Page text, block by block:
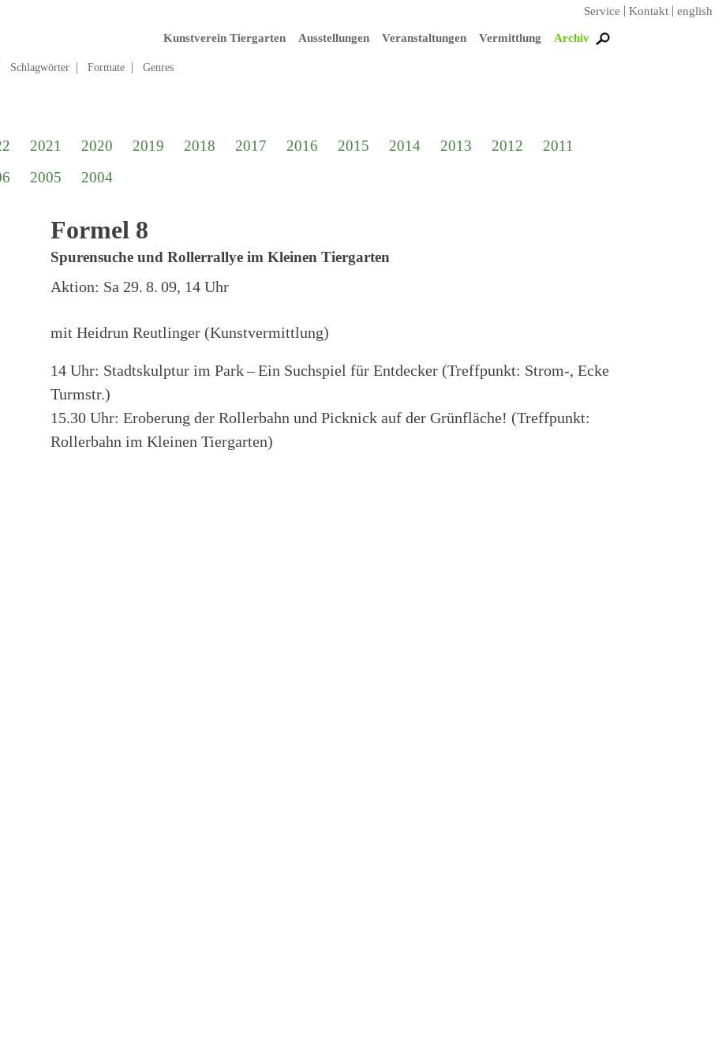
Service Kontakt english
Kunstverein Tiergarten Ausstellungen Veranstaltungen Vermittlung Archiv
Schlagwörter Formate Genres
2021 2020 2019 2018 2017 2016 2015 2014 2013 2012
2011
2005 2004
Formel 8
Spurensuche und Rollerrallye im Kleinen Tiergarten
Aktion: Sa 29. 8. 09, 14 Uhr
mit Heidrun Reutlinger (Kunstvermittlung)
14 Uhr: Stadtskulptur im Park – Ein Suchspiel für Entdecker (Treffpunkt: Strom-, Ecke
Turmstr.)
15.30 Uhr: Eroberung der Rollerbahn und Picknick auf der Grünfläche! (Treffpunkt:
Roller­bahn im Kleinen Tiergarten)